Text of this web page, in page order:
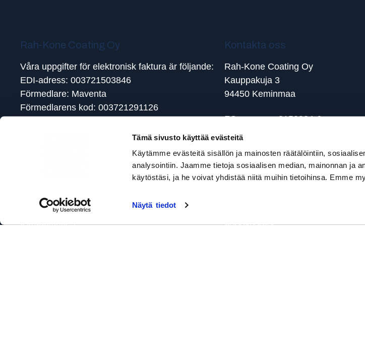
Tämä sivusto käyttää evästeitä
Käytämme evästeitä sisällön ja mainosten räätälöintiin,
analysointiin. Jaamme tietoja sosiaalisen median, mainonnan ja
käytöstäsi, ja he voivat yhdistää niitä muihin tietoihinsa. Emme
Näytä tiedot
Rah-Kone Coating Oy
Våra uppgifter för elektronisk faktura är följande:
EDI-adress: 003721503846
Förmedlare: Maventa
Förmedlarens kod: 003721291126
Om ni inte kan skicka fakturor elektroniskt ber vi
Kontakt Rah-Kone Coating Oy
Kauppakuja 3
Kontakta oss
Rah-Kone Coating Oy
Kauppakuja 3
94450 Keminmaa
FO-nummer: 2150384-6
Verkställande direktör
+358 40 583 7086